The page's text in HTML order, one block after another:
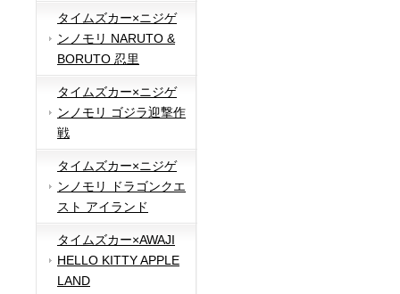
タイムズカー×ニジゲ
ンノモリ NARUTO &
BORUTO 忍里
タイムズカー×ニジゲ
ンノモリ ゴジラ迎撃作
戦
タイムズカー×ニジゲ
ンノモリ ドラゴンクエ
スト アイランド
タイムズカー×AWAJI
HELLO KITTY APPLE
LAND